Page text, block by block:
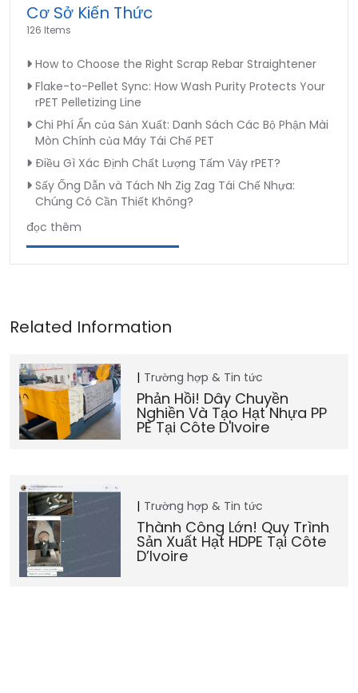
Cơ Sở Kiến Thức
126 Items
How to Choose the Right Scrap Rebar Straightener
Flake-to-Pellet Sync: How Wash Purity Protects Your
rPET Pelletizing Line
Chi Phí Ẩn của Sản Xuất: Danh Sách Các Bộ Phận Mài
Mòn Chính của Máy Tái Chế PET
Điều Gì Xác Định Chất Lượng Tấm Vảy rPET?
Sấy Ống Dẫn và Tách Nh Zig Zag Tái Chế Nhựa:
Chúng Có Cần Thiết Không?
đọc thêm
Trường hợp & Tin tức
Phản Hồi! Dây Chuyền
Nghiền Và Tạo Hạt Nhựa PP
PE Tại Côte D'Ivoire
Trường hợp & Tin tức
Thành Công Lớn! Quy Trình
Sản Xuất Hạt HDPE Tại Côte
D’Ivoire